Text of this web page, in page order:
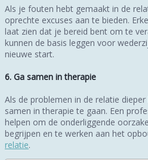
Als je fouten hebt gemaakt in de
oprechte excuses aan te bieden.
laat zien dat je bereid bent om te
kunnen de basis leggen voor
nieuwe start.
6. Ga samen in therapie
Als de problemen in de relatie
samen in therapie te gaan. Een
helpen om de onderliggende
begrijpen en te werken aan het
relatie.